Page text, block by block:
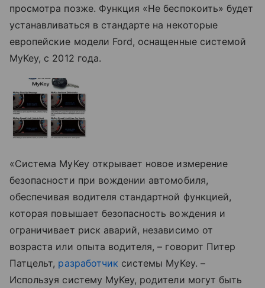
просмотра позже. Функция «Не беспокоить» будет
устанавливаться в стандарте на некоторые
европейские модели Ford, оснащенные системой
MyKey, с 2012 года.
«Система MyKey открывает новое измерение
безопасности при вождении автомобиля,
обеспечивая водителя стандартной функцией,
которая повышает безопасность вождения и
ограничивает риск аварий, независимо от
возраста или опыта водителя, – говорит Питер
Патцельт, разработчик системы MyKey. –
Используя систему MyKey, родители могут быть